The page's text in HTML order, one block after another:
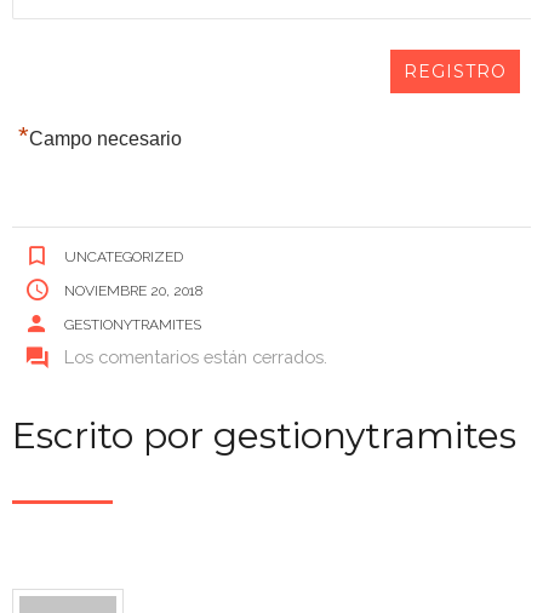
*Campo necesario
UNCATEGORIZED
NOVIEMBRE 20, 2018
GESTIONYTRAMITES
Los comentarios están cerrados.
Escrito por gestionytramites